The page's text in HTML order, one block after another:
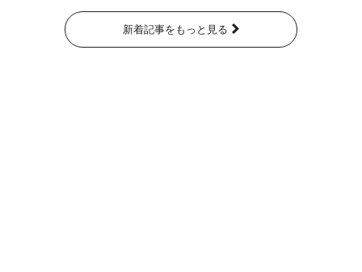
新着記事をもっと見る